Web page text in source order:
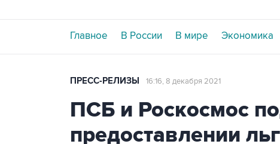
Главное В России В мире Экономика
ПРЕСС-РЕЛИЗЫ 16:16, 8 декабря 2021
ПСБ и Роскосмос
предоставлении